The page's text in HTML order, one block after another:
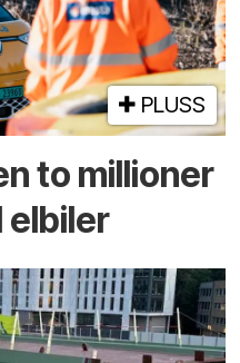
PLUSS
to millioner
elbiler